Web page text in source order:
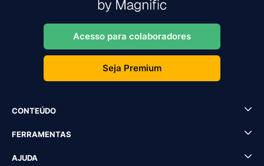
Acesso para colaboradores
Seja Premium
CONTEÚDO
FERRAMENTAS
AJUDA